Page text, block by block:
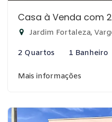
Casa à Venda com
Jardim Fortaleza,
2 Quartos 1 Banheiro
Mais informações